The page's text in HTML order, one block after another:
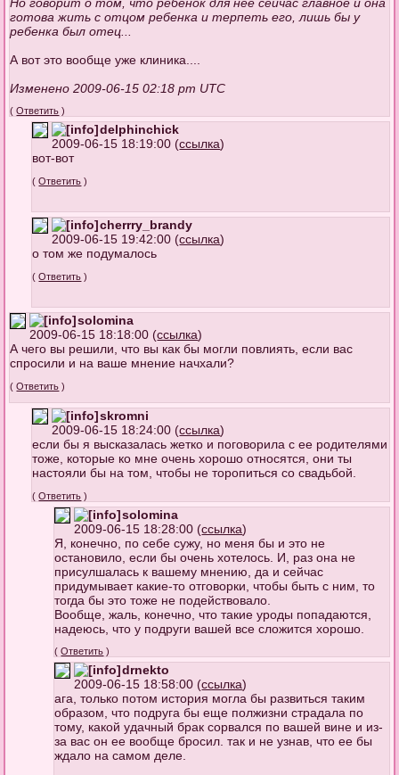
готова жить с отцом ребенка и терпеть его, лишь бы у
ребенка был отец...
А вот это вообще уже клиника....
Изменено 2009-06-15 02:18 pm UTC
(Ответить )
delphinchick
2009-06-15 18:19:00 (ссылка)
вот-вот
(Ответить )
cherrry_brandy
2009-06-15 19:42:00 (ссылка)
о том же подумалось
(Ответить )
solomina
2009-06-15 18:18:00 (ссылка)
А чего вы решили, что вы как бы могли повлиять, если вас
спросили и на ваше мнение начхали?
(Ответить )
skromni
2009-06-15 18:24:00 (ссылка)
если бы я высказалась жетко и поговорила с ее родителями
тоже, которые ко мне очень хорошо относятся, они ты
настояли бы на том, чтобы не торопиться со свадьбой.
(Ответить )
solomina
2009-06-15 18:28:00 (ссылка)
Я, конечно, по себе сужу, но меня бы и это не
остановило, если бы очень хотелось. И, раз она не
присулшалась к вашему мнению, да и сейчас
придумывает какие-то отговорки, чтобы быть с ним, то
тогда бы это тоже не подействовало.
Вообще, жаль, конечно, что такие уроды попадаются,
надеюсь, что у подруги вашей все сложится хорошо.
(Ответить )
drnekto
2009-06-15 18:58:00 (ссылка)
ага, только потом история могла бы развиться таким
образом, что подруга бы еще полжизни страдала по
тому, какой удачный брак сорвался по вашей вине и из-
за вас он ее вообще бросил. так и не узнав, что ее бы
ждало на самом деле.